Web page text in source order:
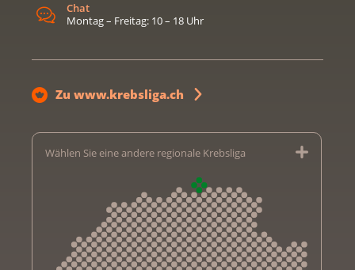
Chat
Montag – Freitag: 10 – 18 Uhr
Zu www.krebsliga.ch
Wählen Sie eine andere regionale Krebsliga